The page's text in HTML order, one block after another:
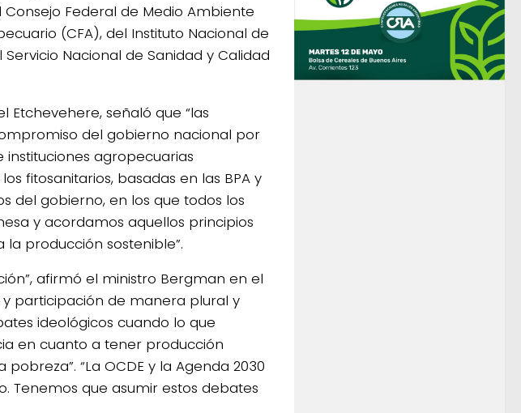
Federal de Medio Ambiente
(CFA), del Instituto Nacional de
Nacional de Sanidad y Calidad
Etchevehere, señaló que “las
del gobierno nacional por
agropecuarias
fitosanitarios, basadas en las BPA y
del gobierno, en los que todos los
y acordamos aquellos principios
producción sostenible”.
afirmó el ministro Bergman en el
participación de manera plural y
ideológicos cuando lo que
en cuanto a tener producción
“La OCDE y la Agenda 2030
Tenemos que asumir estos debates